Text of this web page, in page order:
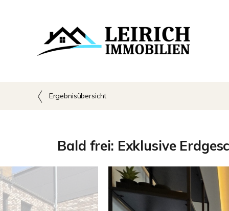
Ergebnisübersicht
Bald frei: Exklusive